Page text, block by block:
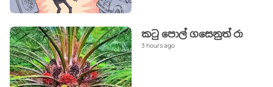
කටු පොල් ගසෙනුත් රා
3 hours ago